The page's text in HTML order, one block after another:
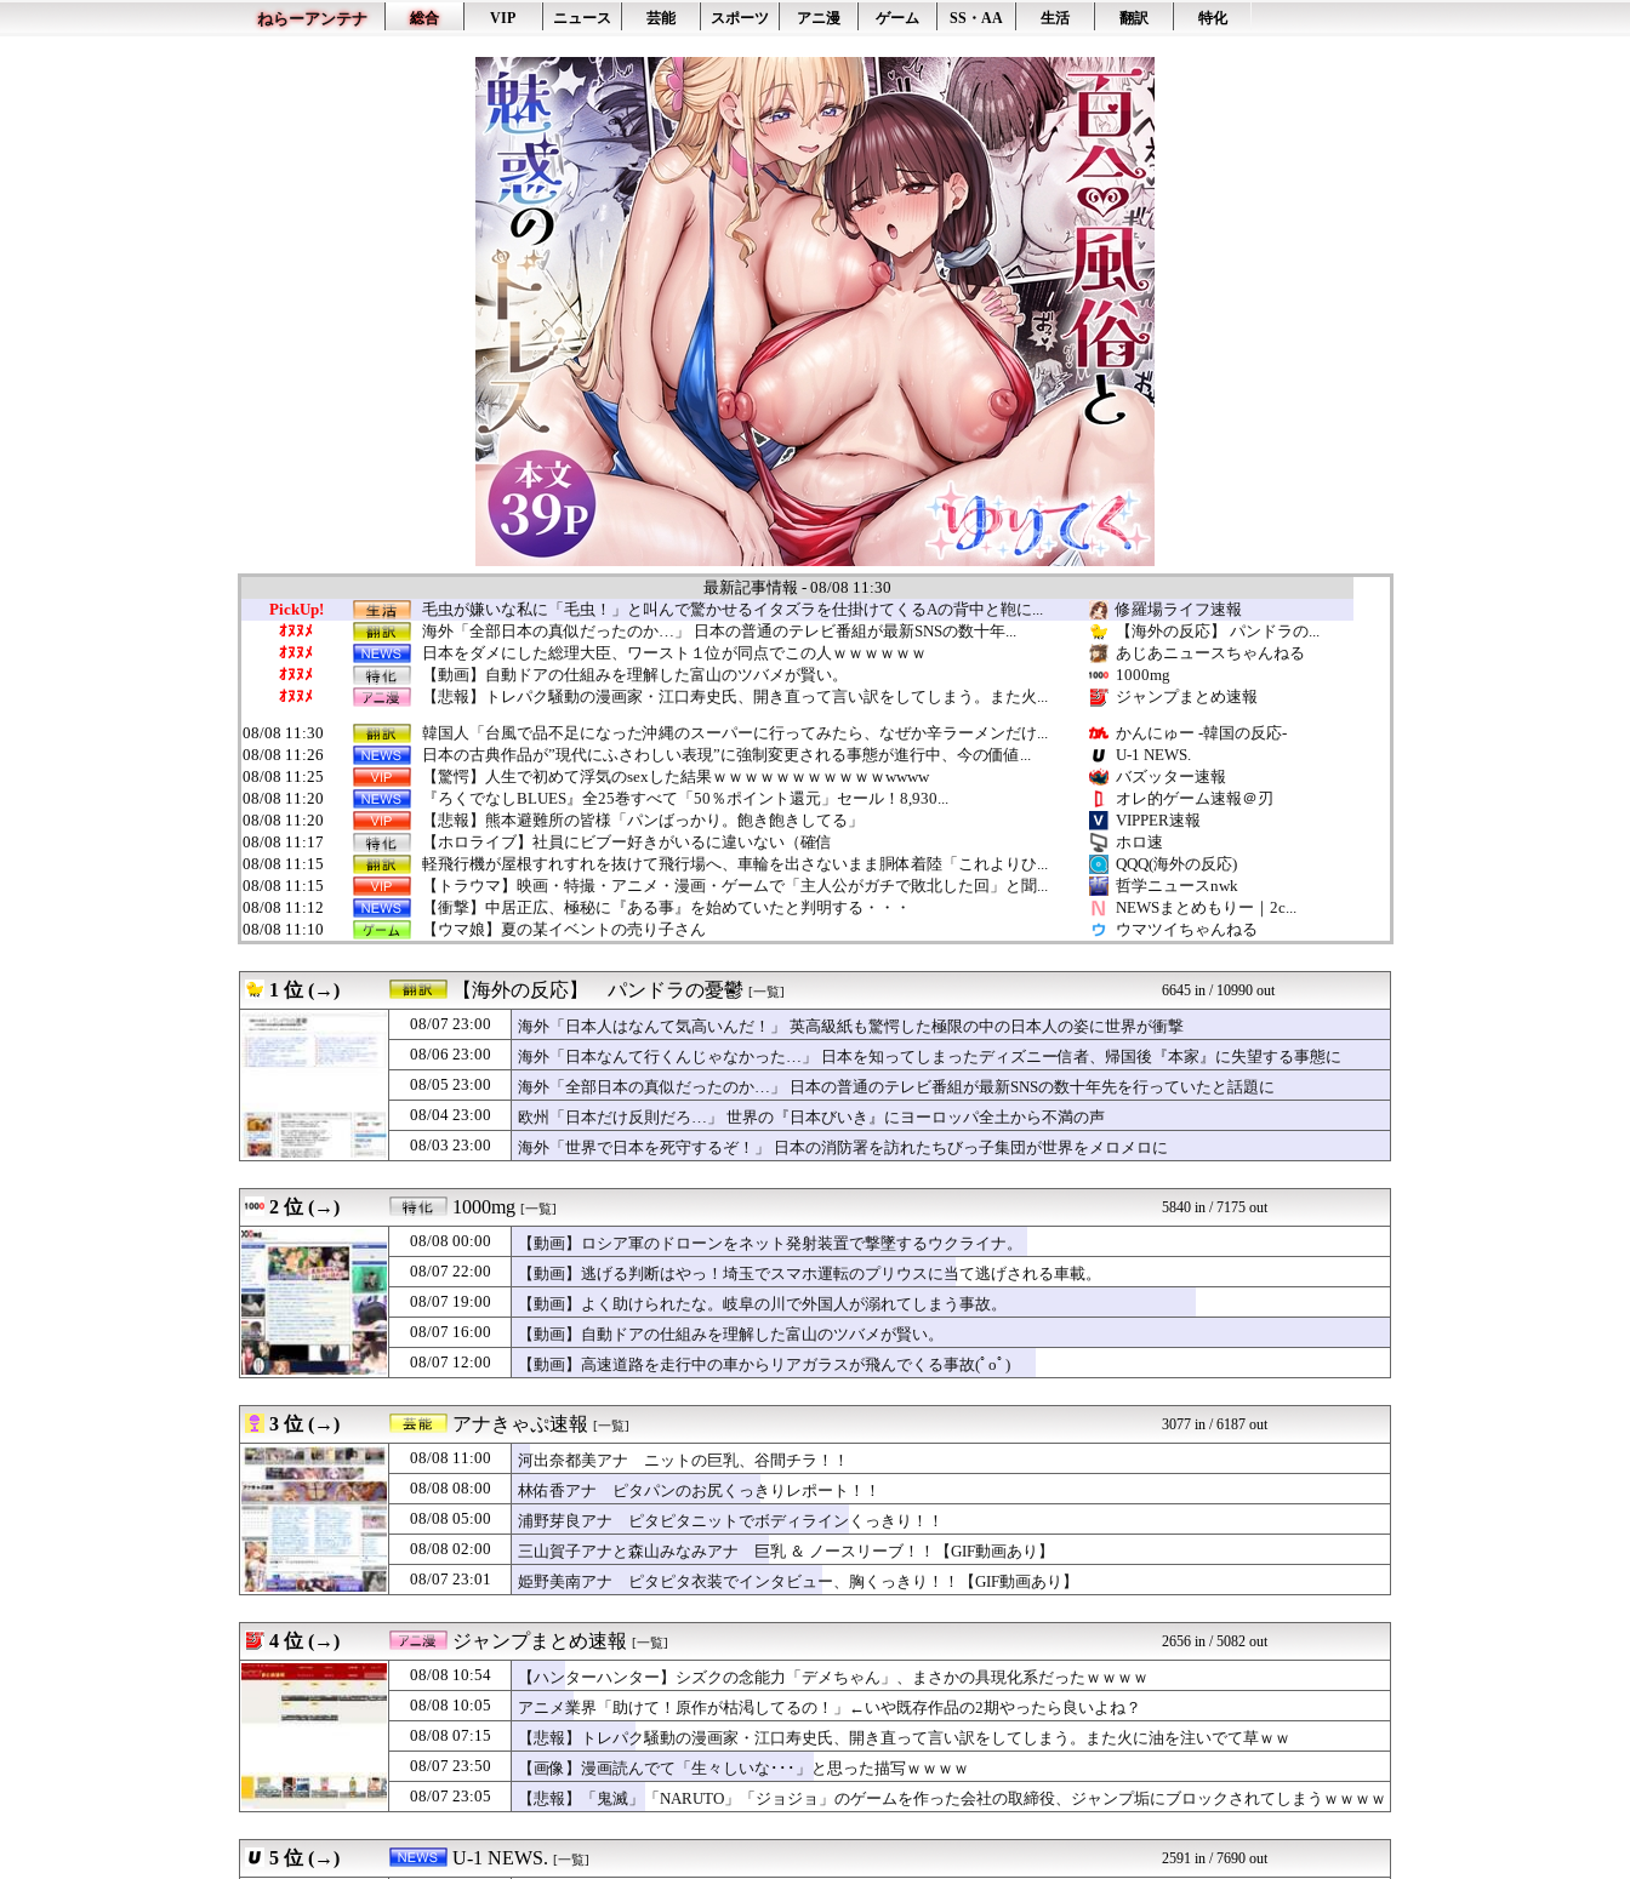
ねらーアンテナ 総合 VIP ニュース 芸能 スポーツ アニ漫 ゲーム SS・AA 生活 翻訳 特化
最新記事情報 - 08/08 11:30
PickUp!
毛虫が嫌いな私に「毛虫！」と叫んで驚かせるイタズラを仕掛けてくるAの背中と鞄に...
修羅場ライフ速報
ｵﾇﾇﾒ
海外「全部日本の真似だったのか…」 日本の普通のテレビ番組が最新SNSの数十年...
【海外の反応】 パンドラの...
ｵﾇﾇﾒ
日本をダメにした総理大臣、ワースト１位が同点でこの人ｗｗｗｗｗｗ
あじあニュースちゃんねる
ｵﾇﾇﾒ
【動画】自動ドアの仕組みを理解した富山のツバメが賢い。
1000mg
ｵﾇﾇﾒ
【悲報】トレパク騒動の漫画家・江口寿史氏、開き直って言い訳をしてしまう。また火...
ジャンプまとめ速報
08/08 11:30
韓国人「台風で品不足になった沖縄のスーパーに行ってみたら、なぜか辛ラーメンだけ...
かんにゅー -韓国の反応-
08/08 11:26
日本の古典作品が”現代にふさわしい表現”に強制変更される事態が進行中、今の価値...
U-1 NEWS.
08/08 11:25
【驚愕】人生で初めて浮気のsexした結果ｗｗｗｗｗｗｗｗｗｗｗwwww
バズッター速報
08/08 11:20
『ろくでなしBLUES』全25巻すべて「50％ポイント還元」セール！8,930...
オレ的ゲーム速報＠刃
08/08 11:20
【悲報】熊本避難所の皆様「パンばっかり。飽き飽きしてる」
VIPPER速報
08/08 11:17
【ホロライブ】社員にビブー好きがいるに違いない（確信
ホロ速
08/08 11:15
軽飛行機が屋根すれすれを抜けて飛行場へ、車輪を出さないまま胴体着陸「これよりひ...
QQQ(海外の反応)
08/08 11:15
【トラウマ】映画・特撮・アニメ・漫画・ゲームで「主人公がガチで敗北した回」と聞...
哲学ニュースnwk
08/08 11:12
【衝撃】中居正広、極秘に『ある事』を始めていたと判明する・・・
NEWSまとめもりー｜2c...
08/08 11:10
【ウマ娘】夏の某イベントの売り子さん
ウマツイちゃんねる
08/08 11:08
【動画】へずまりゅう議員、熊本地震被災地で冷感ポンチョ配布 → 被災民の衝撃の...
政経ワロスまとめニュース♪
08/08 11:08
バイク乗りワイ、バイク降りる事を決意する………
サイ速
08/08 11:05
【動画】歌舞伎町女子さん、ラブホに行きたすぎてご乱心ｗｗｗｗｗｗ
女子アナお宝画像速報－5c...
08/08 11:04
今期の覇権アニメは？20代「ヤニネコ」30代「BLEACH」40代「なのは」5...
おたくみくす 声優まとめ
08/08 11:02
【画像】女「私が選ばれた女！帰る場所はタワマンｗ」
いたしん！
PSって今年話題のゲームほぼあそべてないけどなにしてんの？？？
mutyunのゲーム+αブ...
【にじさんじ】3SKM 1st LIVE「One-Off 」、直前放送＆最速...
VTuberNews
08/08 11:00
【セール】レグザの100インチも！シャープAQUOS、パナソニックビエラなどの...
ほんわかMkⅡ
08/08 11:00
会社「辞めたいなら辞めろ。お前の代わりはいくらでもいる」→結果ｗｗｗｗｗｗｗｗ...
オレ的ゲーム速報＠刃
08/08 11:00
「私さんはプロだから」障害のある甥を私に預けようとする義兄嫁、甥を溺愛し勝手に...
すまいる(^-^)ぶろぐ
08/08 11:00
河出奈都美アナ ニットの巨乳、谷間チラ！！
アナきゃぷ速報
08/08 11:00
子連れが外食でちょっといいもの食べるにはどうすればいい？
08/08 11:00
岩本蓮加の腹筋www大変なことになってるって...
乃木通 乃木坂46櫻坂46...
08/08 11:00
【ラブライブ！】【祝】逢田梨香子さん、誕生日【Aqours】
08/08 11:00
海外「ウルっときた…」これ描いて死ね 第6話の海外反応
08/08 11:00
彼女に誕プレで貰った財布の箱を捨てたらブチギレられたんやが
なんまめ
08/08 11:00
【1/2】普段は子煩悩だけどキレると周りが見えなくなる夫が怖くなってきた。これ...
修羅の華-家庭・生活まとめ
08/08 11:00
韓国人「世界が門戸を閉ざす中、K-ワクチンがアフリカを守る」と話題に
08/08 11:00
【R-18（G）】【あんこ】やる夫はすっげえブサイクでサマナーなようです【活&...
やる夫まとめくす
08/08 10:59
弓木奈於ちゃん、賀喜遥香ちゃんの優しさを語る！！！【乃木坂46】
坂道情報通～乃木坂46まと...
08/08 10:59
藤嶌果歩1st写真集の感想まとめ。おおむね好評【かほりん】【日向坂46】
08/08 10:57
社民党 福島みずほ党首、国旗損壊罪に危機感「お子様ランチの日の丸は折っても破っ...
もえるあじあ(･∀･)
08/08 10:56
AmazonのアツさMax！心も踊る「マンガ毎週末セール（50%還元）」2日目...
08/08 10:55
DeNA・勝又温史が正念場…センターで18打数1安打 .056…相川監督「冷静...
08/08 10:55
韓国のCPTPP加盟への課題を関西外大教授に聞く 李大統領に「政治利用」の過去...
国難にあってもの申す！！
08/08 10:54
【ハンターハンター】シズクの念能力「デメちゃん」、まさかの具現化系だったｗｗｗ...
ジャンプまとめ速報
08/08 10:50
新聞さん、壮大な縦読みを仕込んでしまうｗｗｗｗｗｗｗ
08/08 10:50
【修羅場】浮気嫁の金で俺の親父は余裕のバカンスｗｗｗ…って何でそうなったのか話...
気団まとめ-噫無情-｜嫁・...
08/08 10:50
ある日、旦那のウワキ相手が凸してきてウワキと妊娠を告白してきた。落ち着いて旦那...
かぞくちゃんねる
08/08 10:46
韓国人「“韓国サッカー”性接待の試合結果をご覧ください」→「マッサージ効果は間...
海外の反応 お隣速報
08/08 10:46
ボンドガール引退 18戦1勝
競馬まとめのまとめ
08/08 10:45
【朗報】才木、藤川監督に「もう十分、素晴らしかった」と絶賛される
とらほー速報
【海外の反応】外野手二人がホームランを珍アシスト！打ったロナルド・アクーニャJ...
ボールパーク速報 海外の反...
防衛省、防衛費過去最大8.9兆円要求へ 予算案で膨張、無人機・AI導入
08/08 10:41
海外「熊本地震の犠牲者がたった38人なのは驚きだ！何故こんなに少ないの？」
まるっと翻訳
08/08 10:40
【再入館問題】イオン「ハビタとのやり取りは確認できず」も、抑止や社内ルール運用...
おーるじゃんる
08/08 10:38
【悲報】蓮舫さん、Xリポスト欄が高市批判の「オールスター状態」で埋め尽くされて...
政経ワロスまとめニュース♪
08/08 10:35
【画像】その太ももでJCは無理だろｗｗｗｗｗｗｗｗｗｗｗｗｗ
不思議.net - 5ch...
1 位 (→) 【海外の反応】 パンドラの憂鬱 [一覧] 6645 in / 10990 out
08/07 23:00
海外「日本人はなんて気高いんだ！」 英高級紙も驚愕した極限の中の日本人の姿に世界が衝撃
08/06 23:00
海外「日本なんて行くんじゃなかった…」 日本を知ってしまったディズニー信者、帰国後『本家』に失望する事態に
08/05 23:00
海外「全部日本の真似だったのか…」 日本の普通のテレビ番組が最新SNSの数十年先を行っていたと話題に
08/04 23:00
欧州「日本だけ反則だろ…」 世界の『日本びいき』にヨーロッパ全土から不満の声
08/03 23:00
海外「世界で日本を死守するぞ！」 日本の消防署を訪れたちびっ子集団が世界をメロメロに
2 位 (→) 1000mg [一覧] 5840 in / 7175 out
08/08 00:00
【動画】ロシア軍のドローンをネット発射装置で撃墜するウクライナ。
08/07 22:00
【動画】逃げる判断はやっ！埼玉でスマホ運転のプリウスに当て逃げされる車載。
08/07 19:00
【動画】よく助けられたな。岐阜の川で外国人が溺れてしまう事故。
08/07 16:00
【動画】自動ドアの仕組みを理解した富山のツバメが賢い。
08/07 12:00
【動画】高速道路を走行中の車からリアガラスが飛んでくる事故(ﾟoﾟ)
3 位 (→) アナきゃぷ速報 [一覧] 3077 in / 6187 out
08/08 11:00
河出奈都美アナ ニットの巨乳、谷間チラ！！
08/08 08:00
林佑香アナ ピタパンのお尻くっきりレポート！！
08/08 05:00
浦野芽良アナ ピタピタニットでボディラインくっきり！！
08/08 02:00
三山賀子アナと森山みなみアナ 巨乳 ＆ ノースリーブ！！【GIF動画あり】
08/07 23:01
姫野美南アナ ピタピタ衣装でインタビュー、胸くっきり！！【GIF動画あり】
4 位 (→) ジャンプまとめ速報 [一覧] 2656 in / 5082 out
08/08 10:54
【ハンターハンター】シズクの念能力「デメちゃん」、まさかの具現化系だったｗｗｗｗ
08/08 10:05
アニメ業界「助けて！原作が枯渇してるの！」←いや既存作品の2期やったら良いよね？
08/08 07:15
【悲報】トレパク騒動の漫画家・江口寿史氏、開き直って言い訳をしてしまう。また火に油を注いでて草ｗｗ
08/07 23:50
【画像】漫画読んでて「生々しいな･･･」と思った描写ｗｗｗｗ
08/07 23:05
【悲報】「鬼滅」「NARUTO」「ジョジョ」のゲームを作った会社の取締役、ジャンプ垢にブロックされてしまうｗｗｗｗ
5 位 (→) U-1 NEWS. [一覧] 2591 in / 7690 out